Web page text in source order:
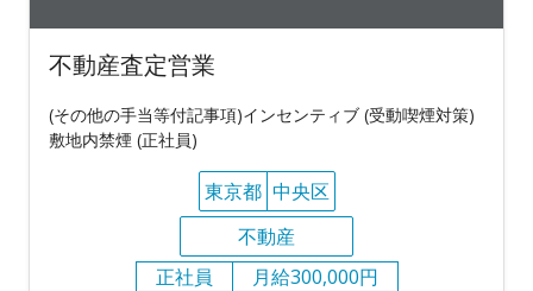
不動産査定営業
(その他の手当等付記事項)インセンティブ (受動喫煙対策)
敷地内禁煙 (正社員)
東京都 中央区
不動産
正社員
月給300,000円